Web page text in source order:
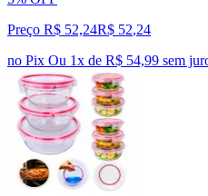
Preço R$ 52,24R$ 52,24
no Pix Ou 1x de R$ 54,99 sem